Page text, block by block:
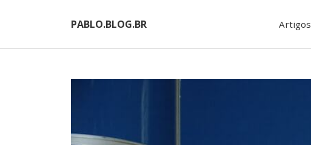
PABLO.BLOG.BR Artigos